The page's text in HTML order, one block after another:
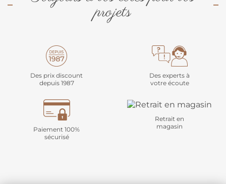
projets
Des prix discount
depuis 1987
Des experts à
votre écoute
Paiement 100%
sécurisé
Retrait en
magasin